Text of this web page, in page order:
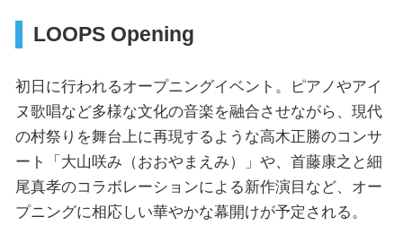
LOOPS Opening
初日に行われるオープニングイベント。ピアノやアイ
ヌ歌唱など多様な文化の音楽を融合させながら、現代
の村祭りを舞台上に再現するような高木正勝のコンサ
ート「大山咲み（おおやまえみ）」や、首藤康之と細
尾真孝のコラボレーションによる新作演目など、オー
プニングに相応しい華やかな幕開けが予定される。